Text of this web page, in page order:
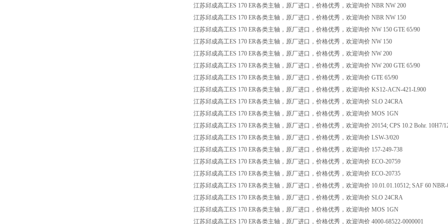
江苏邱成高工ES 170 ER各类主轴，原厂进口，价格优秀，欢迎询价 NBR NW 200
江苏邱成高工ES 170 ER各类主轴，原厂进口，价格优秀，欢迎询价 NBR NW 150
江苏邱成高工ES 170 ER各类主轴，原厂进口，价格优秀，欢迎询价 NW 150 GTE 65/90
江苏邱成高工ES 170 ER各类主轴，原厂进口，价格优秀，欢迎询价 NW 150
江苏邱成高工ES 170 ER各类主轴，原厂进口，价格优秀，欢迎询价 NW 200
江苏邱成高工ES 170 ER各类主轴，原厂进口，价格优秀，欢迎询价 NW 200 GTE 65/90
江苏邱成高工ES 170 ER各类主轴，原厂进口，价格优秀，欢迎询价 GTE 65/90
江苏邱成高工ES 170 ER各类主轴，原厂进口，价格优秀，欢迎询价 KS12-ACN-421-L900
江苏邱成高工ES 170 ER各类主轴，原厂进口，价格优秀，欢迎询价 SLO 24CRA
江苏邱成高工ES 170 ER各类主轴，原厂进口，价格优秀，欢迎询价 MOS 1GN
江苏邱成高工ES 170 ER各类主轴，原厂进口，价格优秀，欢迎询价 20154; CPS 10.2 Bohr. 10H7/
江苏邱成高工ES 170 ER各类主轴，原厂进口，价格优秀，欢迎询价 LSW-3/020
江苏邱成高工ES 170 ER各类主轴，原厂进口，价格优秀，欢迎询价 157-249-738
江苏邱成高工ES 170 ER各类主轴，原厂进口，价格优秀，欢迎询价 ECO-20759
江苏邱成高工ES 170 ER各类主轴，原厂进口，价格优秀，欢迎询价 ECO-20735
江苏邱成高工ES 170 ER各类主轴，原厂进口，价格优秀，欢迎询价 10.01.01.10512; SAF 60 NBR-
江苏邱成高工ES 170 ER各类主轴，原厂进口，价格优秀，欢迎询价 SLO 24CRA
江苏邱成高工ES 170 ER各类主轴，原厂进口，价格优秀，欢迎询价 MOS 1GN
江苏邱成高工ES 170 ER各类主轴，原厂进口，价格优秀，欢迎询价 4000-68522-0000001